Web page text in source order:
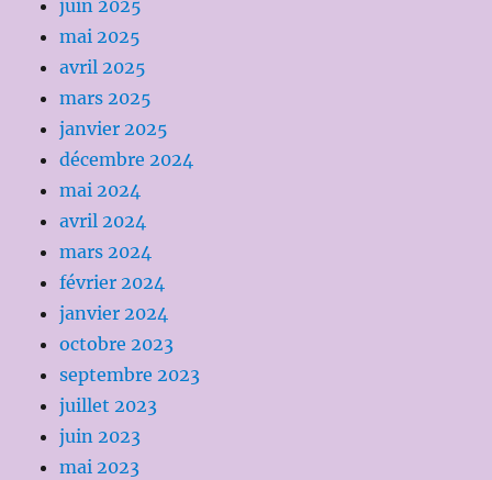
juin 2025
mai 2025
avril 2025
mars 2025
janvier 2025
décembre 2024
mai 2024
avril 2024
mars 2024
février 2024
janvier 2024
octobre 2023
septembre 2023
juillet 2023
juin 2023
mai 2023